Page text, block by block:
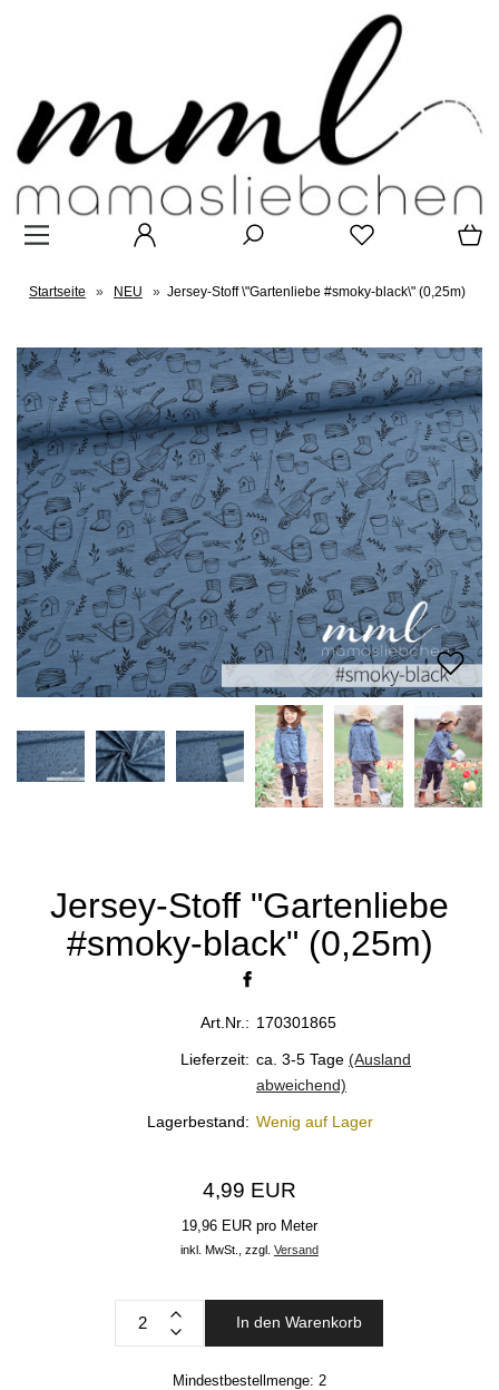
Startseite » NEU » Jersey-Stoff \"Gartenliebe #smoky-black\" (0,25m)
Jersey-Stoff "Gartenliebe
#smoky-black" (0,25m)
Art.Nr.: 170301865
Lieferzeit: ca. 3-5 Tage (Ausland
abweichend)
Lagerbestand: Wenig auf Lager
4,99 EUR
19,96 EUR pro Meter
inkl. MwSt., zzgl. Versand
In den Warenkorb
Mindestbestellmenge: 2